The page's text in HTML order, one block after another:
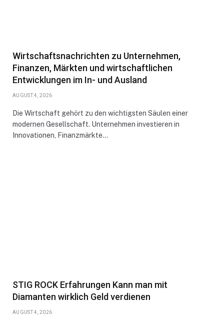
Wirtschaftsnachrichten zu Unternehmen,
Finanzen, Märkten und wirtschaftlichen
Entwicklungen im In- und Ausland
AUGUST 4, 2026
Die Wirtschaft gehört zu den wichtigsten Säulen einer
modernen Gesellschaft. Unternehmen investieren in
Innovationen, Finanzmärkte…
STIG ROCK Erfahrungen Kann man mit
Diamanten wirklich Geld verdienen
AUGUST 4, 2026